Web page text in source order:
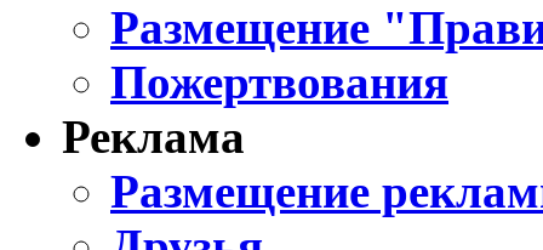
Размещение
Пожертвования
Реклама
Размещение